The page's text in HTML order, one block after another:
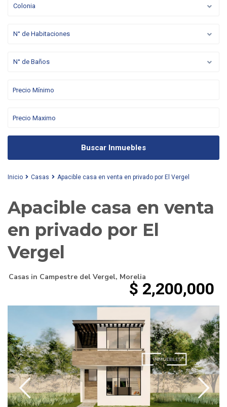
Colonia
N° de Habitaciones
N° de Baños
Buscar Inmuebles
Inicio Casas Apacible casa en venta en privado por El Vergel
Apacible casa en venta
en privado por El
Vergel
Casas in Campestre del Vergel, Morelia
$ 2,200,000